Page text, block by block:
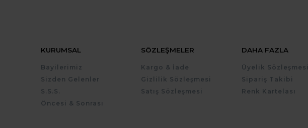
KURUMSAL
Bayilerimiz
Sizden Gelenler
S.S.S.
Öncesi & Sonrası
SÖZLEŞMELER
Kargo & İade
Gizlilik Sözleşmesi
Satış Sözleşmesi
DAHA FAZLA
Üyelik Sözleşmesi
Sipariş Takibi
Renk Kartelası